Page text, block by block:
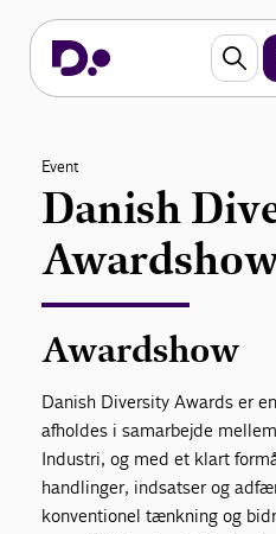
Event
Danish
Awardshow
Danish Diversity Awards er
afholdes i samarbejde
Industri, og med et klart
handlinger, indsatser og
konventionel tænkning og